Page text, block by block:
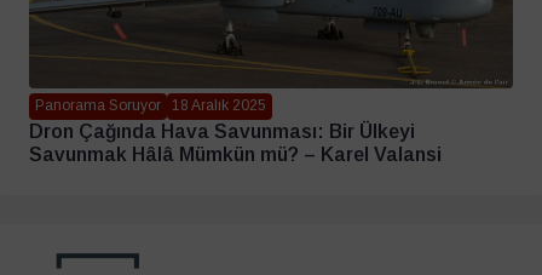
Panorama Soruyor 18 Aralık 2025
Dron Çağında Hava Savunması: Bir Ülkeyi
Savunmak Hâlâ Mümkün mü? – Karel Valansi